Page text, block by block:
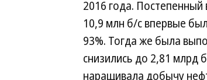
2016 года. Постепенный
10,9 млн б/с впервые
93%. Тогда же была
снизились до 2,81 млрд
наращивала добычу